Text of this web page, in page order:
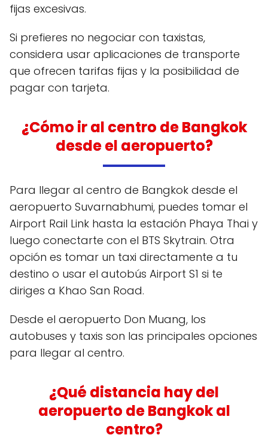
fijas excesivas.
Si prefieres no negociar con taxistas,
considera usar aplicaciones de transporte
que ofrecen tarifas fijas y la posibilidad de
pagar con tarjeta.
¿Cómo ir al centro de Bangkok
desde el aeropuerto?
Para llegar al centro de Bangkok desde el
aeropuerto Suvarnabhumi, puedes tomar el
Airport Rail Link hasta la estación Phaya Thai y
luego conectarte con el BTS Skytrain. Otra
opción es tomar un taxi directamente a tu
destino o usar el autobús Airport S1 si te
diriges a Khao San Road.
Desde el aeropuerto Don Muang, los
autobuses y taxis son las principales opciones
para llegar al centro.
¿Qué distancia hay del
aeropuerto de Bangkok al
centro?